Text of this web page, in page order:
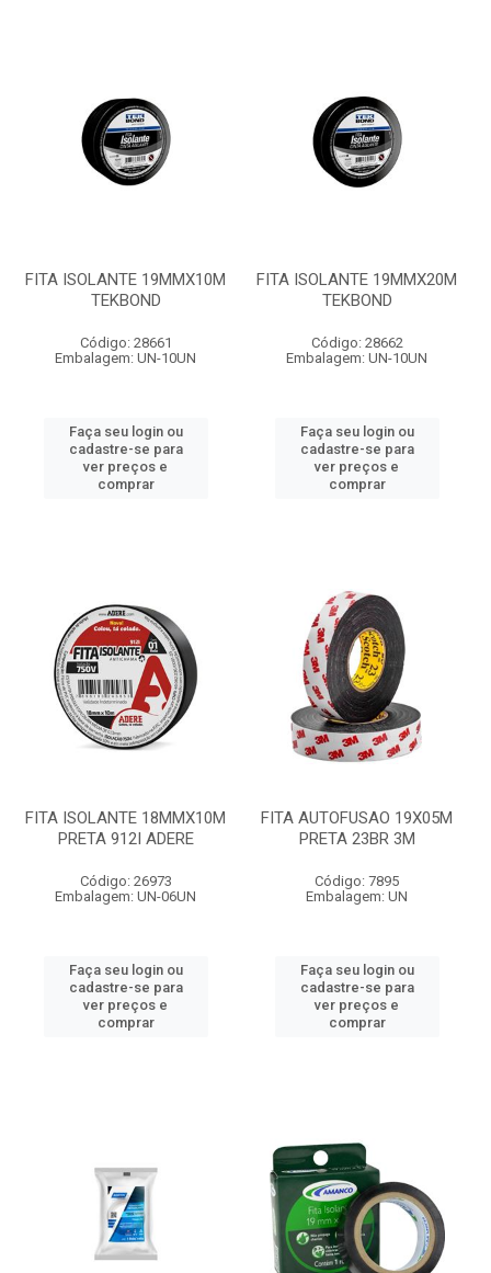
FITA ISOLANTE 19MMX10M
TEKBOND
Código: 28661
Embalagem: UN-10UN
Faça seu login ou
cadastre-se para
ver preços e
comprar
FITA ISOLANTE 19MMX20M
TEKBOND
Código: 28662
Embalagem: UN-10UN
Faça seu login ou
cadastre-se para
ver preços e
comprar
FITA ISOLANTE 18MMX10M
PRETA 912I ADERE
Código: 26973
Embalagem: UN-06UN
Faça seu login ou
cadastre-se para
ver preços e
comprar
FITA AUTOFUSAO 19X05M
PRETA 23BR 3M
Código: 7895
Embalagem: UN
Faça seu login ou
cadastre-se para
ver preços e
comprar